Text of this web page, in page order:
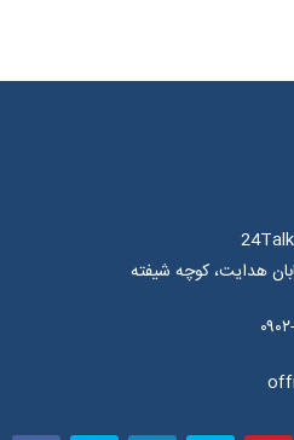
هدایت، کوچه شیفته